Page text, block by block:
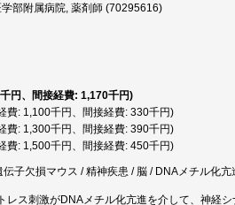
部附属病院, 薬剤師 (70295616)
円、間接経費: 1,170千円)
費: 1,100千円、間接経費: 330千円)
費: 1,300千円、間接経費: 390千円)
費: 1,500千円、間接経費: 450千円)
子欠損マウス / 精神疾患 / 脳 / DNAメチル化亢
レス刺激がDNAメチル化亢進を介して、神経